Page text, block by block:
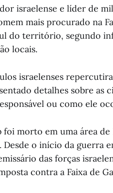
israelense e líder de
mais procurado na
do território, segundo
locais.
israelenses
detalhes sobre
ou como ele
foi morto em uma área
Desde o início da guerra
das forças
contra a Faixa de